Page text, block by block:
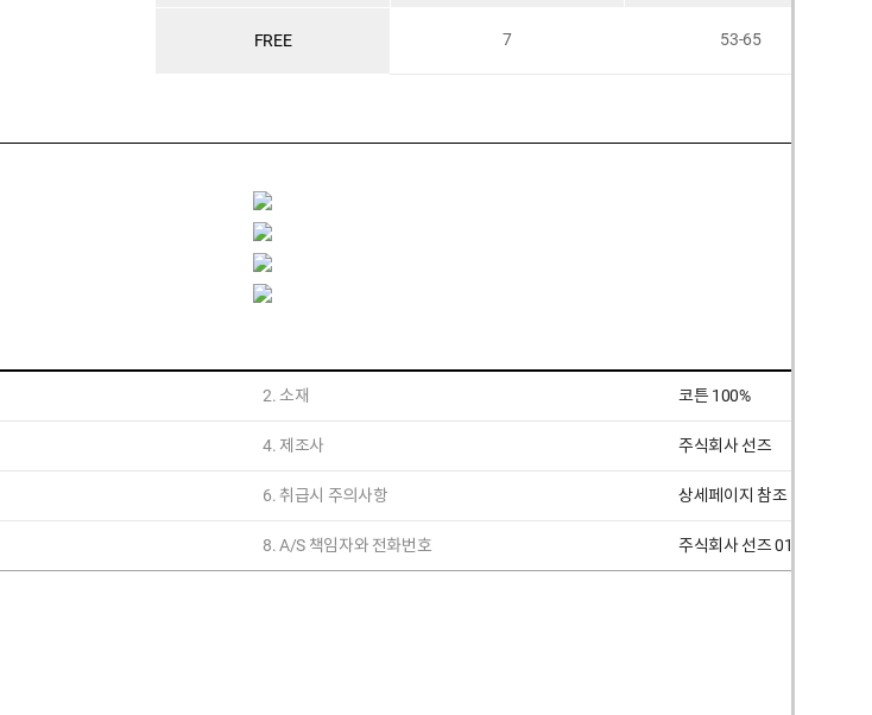
FREE 7 53-65
2. 소재 코튼 100%
4. 제조사 주식회사 선즈
6. 취급시 주의사항 상세페이지 참조
8. A/S 책임자와 전화번호 주식회사 선즈 010 7270